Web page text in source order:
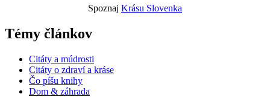
Spoznaj Krásu Slovenka
Témy článkov
Citáty a múdrosti
Citáty o zdraví a kráse
Čo píšu knihy
Dom & záhrada